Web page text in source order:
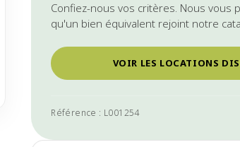
Confiez-nous vos critères. Nous vous
qu'un bien équivalent rejoint notre
VOIR LES LOCATIONS
Référence : L001254